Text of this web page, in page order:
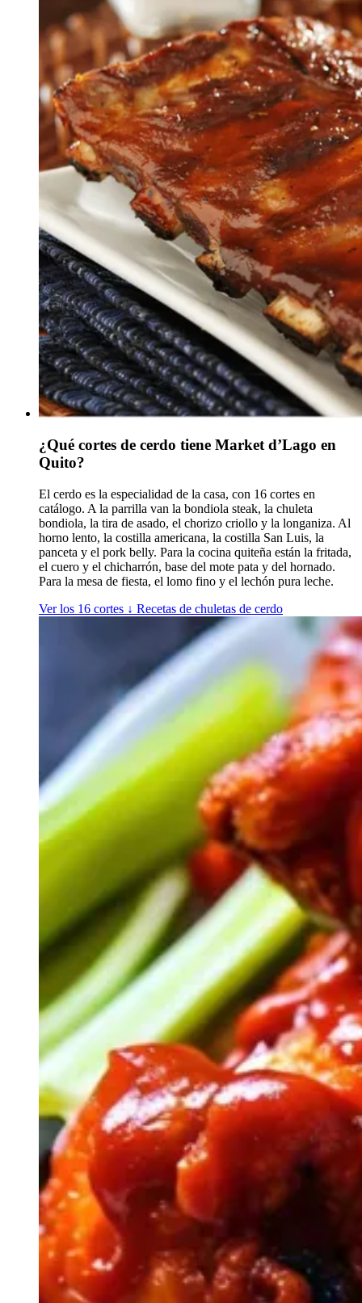
¿Qué cortes de cerdo tiene Market d’Lago en
Quito?
El cerdo es la especialidad de la casa, con 16 cortes en
catálogo. A la parrilla van la bondiola steak, la chuleta
bondiola, la tira de asado, el chorizo criollo y la longaniza. Al
horno lento, la costilla americana, la costilla San Luis, la
panceta y el pork belly. Para la cocina quiteña están la fritada,
el cuero y el chicharrón, base del mote pata y del hornado.
Para la mesa de fiesta, el lomo fino y el lechón pura leche.
Ver los 16 cortes ↓ Recetas de chuletas de cerdo